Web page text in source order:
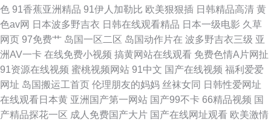
色 91香蕉亚洲精品 91伊人加勒比 欧美狠狠插 日韩精品高清 黄
色av网 日本波多野吉衣 日韩在线观看精品 日本一级电影 久草
网页 97免费艹 岛国一区二区 岛国动作片在 波多野吉衣三级 亚
洲AV一卡 在线免费小视频 搞黄网站在线观看 免费色情A片网扯
91资源在线视频 蜜桃视频网站 91中文 国产在线视频 福利爱爱
网址 岛国搬运工首页 伦理朋友的妈妈 丝袜女同 日韩性爱网址
在线观看日本黄 亚洲国产第一网站 国产99不卡 66精品视频 国
产精品探花一区 成人免费国产大片 国产在线网址观看 欧美激情